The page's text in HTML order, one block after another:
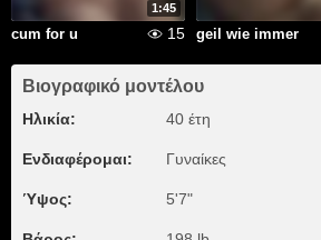
1:45
cum for u 15 geil wie immer
Βιογραφικό μοντέλου
Ηλικία: 40 έτη
Ενδιαφέρομαι: Γυναίκες
Ύψος: 5'7"